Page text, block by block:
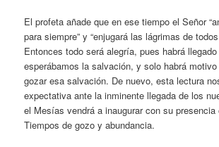
El profeta añade que en ese tiempo el Señor
para siempre” y “enjugará las lágrimas de
Entonces todo será alegría, pues habrá
esperábamos la salvación, y solo habrá
gozar esa salvación. De nuevo, esta lectura
expectativa ante la inminente llegada de los
el Mesías vendrá a inaugurar con su presencia
Tiempos de gozo y abundancia.